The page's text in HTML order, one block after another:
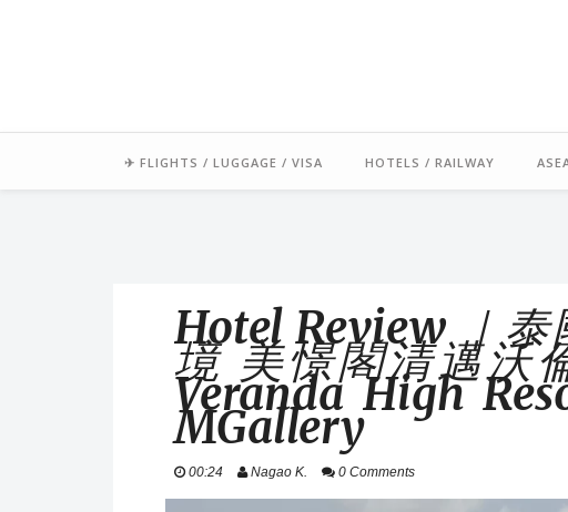
✈ FLIGHTS / LUGGAGE / VISA HOTELS / RAILWAY
Hotel Review ｜
境 美憬閣清邁沃
Veranda High
MGallery
00:24 Nagao K. 0 Comments